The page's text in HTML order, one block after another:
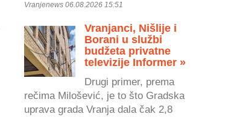
Vranjenews 06.08.2026 15:51
Vranjanci, Nišlije i
Borani u službi
budžeta privatne
televizije Informer »
Drugi primer, prema
rečima Milošević, je to što Gradska
uprava grada Vranja dala čak 2,8